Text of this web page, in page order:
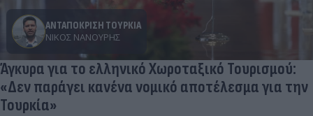
ΑΝΤΑΠΟΚΡΙΣΗ ΤΟΥΡΚΙΑ
ΝΊΚΟΣ ΝΑΝΟΎΡΗΣ
Άγκυρα για το ελληνικό Χωροταξικό Τουρισμού:
«Δεν παράγει κανένα νομικό αποτέλεσμα για την
Τουρκία»